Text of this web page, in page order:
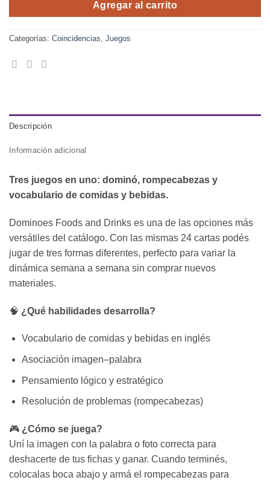
Agregar al carrito
Categorías: Coincidencias, Juegos
Descripción
Información adicional
Tres juegos en uno: dominó, rompecabezas y
vocabulario de comidas y bebidas.
Dominoes Foods and Drinks es una de las opciones más
versátiles del catálogo. Con las mismas 24 cartas podés
jugar de tres formas diferentes, perfecto para variar la
dinámica semana a semana sin comprar nuevos
materiales.
🧠 ¿Qué habilidades desarrolla?
Vocabulario de comidas y bebidas en inglés
Asociación imagen–palabra
Pensamiento lógico y estratégico
Resolución de problemas (rompecabezas)
🎮 ¿Cómo se juega?
Uní la imagen con la palabra o foto correcta para
deshacerte de tus fichas y ganar. Cuando terminés,
colocalas boca abajo y armá el rompecabezas para